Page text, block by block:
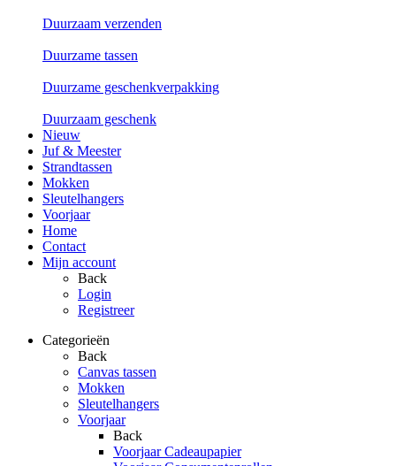
Duurzaam verzenden
Duurzame tassen
Duurzame geschenkverpakking
Duurzaam geschenk
Nieuw
Juf & Meester
Strandtassen
Mokken
Sleutelhangers
Voorjaar
Home
Contact
Mijn account
Back
Login
Registreer
Categorieën
Back
Canvas tassen
Mokken
Sleutelhangers
Voorjaar
Back
Voorjaar Cadeaupapier